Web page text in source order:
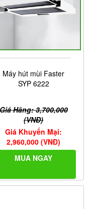
Máy hút mùi Faster
SYP 6222
Hãng: 3,700,000
(VNĐ)
Giá Khuyến Mại:
2,960,000 (VNĐ)
MUA NGAY